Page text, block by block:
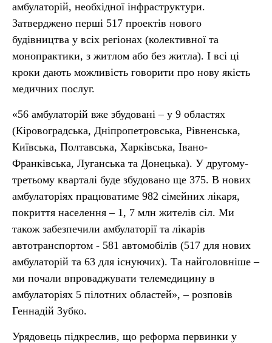
амбулаторій, необхідної інфраструктури.
Затверджено перші 517 проектів нового
будівництва у всіх регіонах (колективної та
монопрактики, з житлом або без житла). І всі ці
кроки дають можливість говорити про нову якість
медичних послуг.
«56 амбулаторій вже збудовані – у 9 областях
(Кіровоградська, Дніпропетровська, Рівненська,
Київська, Полтавська, Харківська, Івано-
Франківська, Луганська та Донецька). У другому-
третьому кварталі буде збудовано ще 375. В нових
амбулаторіях працюватиме 982 сімейних лікаря,
покриття населення – 1, 7 млн жителів сіл. Ми
також забезпечили амбулаторії та лікарів
автотранспортом - 581 автомобілів (517 для нових
амбулаторій та 63 для існуючих). Та найголовніше –
ми почали впроваджувати телемедицину в
амбулаторіях 5 пілотних областей», – розповів
Геннадій Зубко.
Урядовець підкреслив, що реформа первинки у